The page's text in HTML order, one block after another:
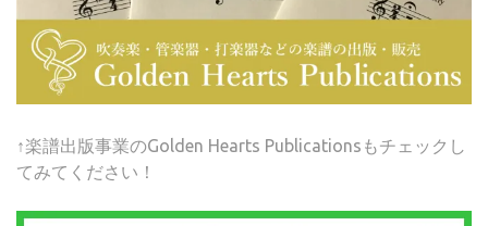
↑楽譜出版事業のGolden Hearts Publicationsもチェックし
てみてください！